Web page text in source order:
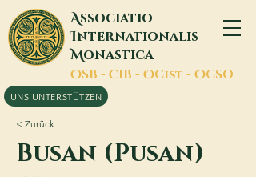
Associatio
Internationalis
Monastica
OSB - CIB - OCist - OCSO
UNS UNTERSTÜTZEN
< Zurück
Busan (Pusan)